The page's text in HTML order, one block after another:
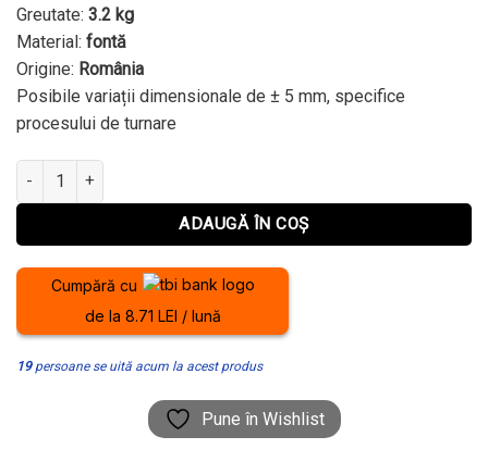
Greutate: 3.2 kg
Material: fontă
Origine: România
Posibile variații dimensionale de ± 5 mm, specifice
procesului de turnare
Cantitate CERC DIN FONTĂ PENTRU PLITĂ Ø 350 mm
ADAUGĂ ÎN COȘ
Cumpără cu
de la 8.71 LEI / lună
19persoane se uită acum la acest produs
Pune în Wishlist